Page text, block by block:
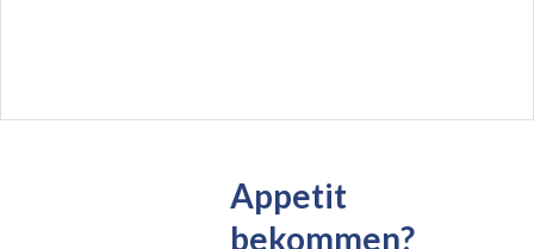
Appetit
bekommen?